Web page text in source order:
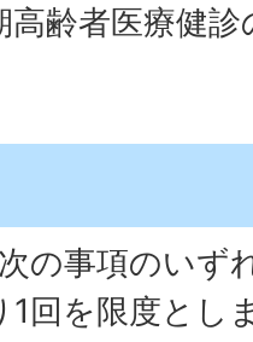
齢者医療健
の事項のいず
1回を限度とし